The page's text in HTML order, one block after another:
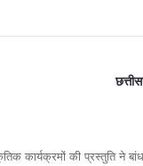
कार्यक्रमों की प्रस्तुति ने